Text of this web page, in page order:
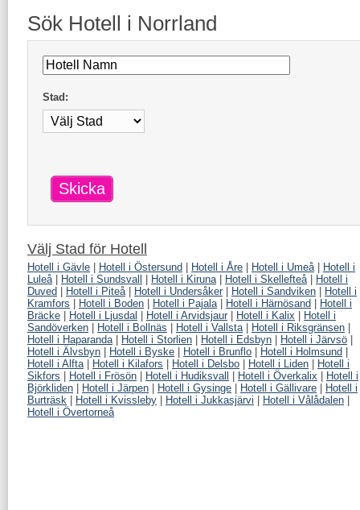
Sök Hotell i Norrland
Stad:
Skicka
Välj Stad för Hotell
Hotell i Gävle | Hotell i Östersund | Hotell i Åre | Hotell i Umeå | Hotell i
Luleå | Hotell i Sundsvall | Hotell i Kiruna | Hotell i Skellefteå | Hotell i
Duved | Hotell i Piteå | Hotell i Undersåker | Hotell i Sandviken | Hotell i
Kramfors | Hotell i Boden | Hotell i Pajala | Hotell i Härnösand | Hotell i
Bräcke | Hotell i Ljusdal | Hotell i Arvidsjaur | Hotell i Kalix | Hotell i
Sandöverken | Hotell i Bollnäs | Hotell i Vallsta | Hotell i Riksgränsen |
Hotell i Haparanda | Hotell i Storlien | Hotell i Edsbyn | Hotell i Järvsö |
Hotell i Älvsbyn | Hotell i Byske | Hotell i Brunflo | Hotell i Holmsund |
Hotell i Alfta | Hotell i Kilafors | Hotell i Delsbo | Hotell i Liden | Hotell i
Sikfors | Hotell i Frösön | Hotell i Hudiksvall | Hotell i Överkalix | Hotell i
Björkliden | Hotell i Järpen | Hotell i Gysinge | Hotell i Gällivare | Hotell i
Burträsk | Hotell i Kvissleby | Hotell i Jukkasjärvi | Hotell i Vålådalen |
Hotell i Övertorneå